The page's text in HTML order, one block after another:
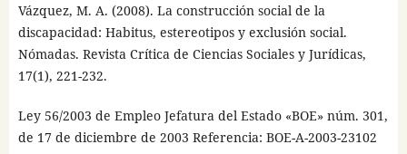
Vázquez, M. A. (2008). La construcción social de la
discapacidad: Habitus, estereotipos y exclusión social.
Nómadas. Revista Crítica de Ciencias Sociales y Jurídicas,
17(1), 221-232.
Ley 56/2003 de Empleo Jefatura del Estado «BOE» núm. 301,
de 17 de diciembre de 2003 Referencia: BOE-A-2003-23102